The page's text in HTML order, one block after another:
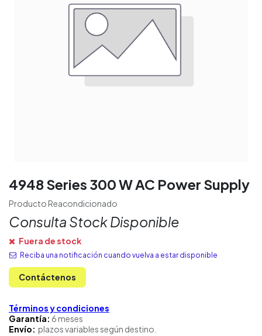
4948 Series 300 W AC Power Supply
Producto Reacondicionado
Consulta Stock Disponible
Fuera de stock
Reciba una notificación cuando vuelva a estar disponible
Contáctenos
Términos y condiciones
Garantía: 6 meses
Envío: plazos variables según destino.